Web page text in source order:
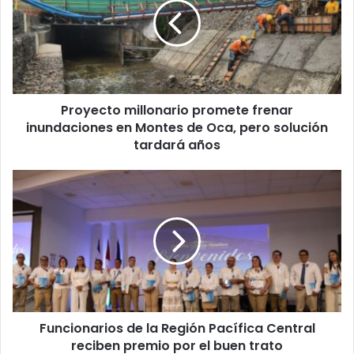
frenar
inundaciones
en
Montes
de
Oca,
solución
Proyecto millonario promete frenar
inundaciones en Montes de Oca, pero solución
tardará años
Funcionarios
de
la
Región
Pacífica
Central
reciben
premio
por
Funcionarios de la Región Pacífica Central
reciben premio por el buen trato